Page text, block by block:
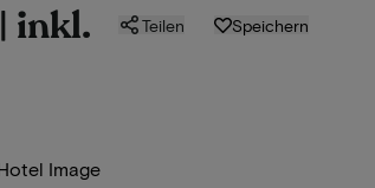
inkl. Teilen Speichern